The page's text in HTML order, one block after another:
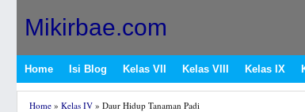
Mikirbae.com
Home Isi Blog Kelas VII Kelas VIII Kelas IX
Home» Kelas IV» Daur Hidup Tanaman Padi